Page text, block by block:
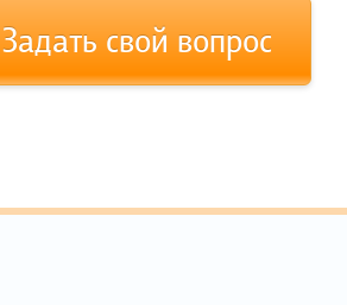
Задать свой вопрос